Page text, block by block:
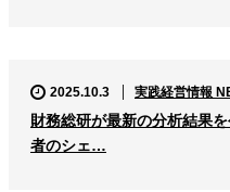
2025.10.3 実践経営情報
財務総研が最新の
者のシェ…